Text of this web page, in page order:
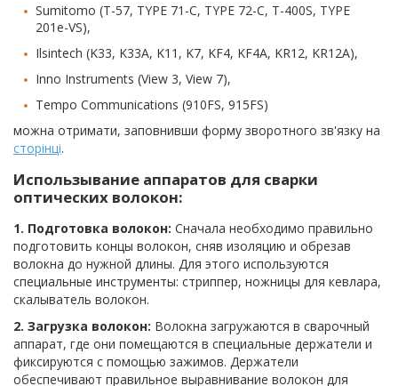
Sumitomo (T-57, TYPE 71-C, TYPE 72-C, T-400S, TYPE
201e-VS),
Ilsintech (K33, K33A, K11, K7, KF4, KF4A, KR12, KR12A),
Inno Instruments (View 3, View 7),
Tempo Communications (910FS, 915FS)
можна отримати, заповнивши форму зворотного зв'язку на
сторінці.
Использывание аппаратов для сварки
оптических волокон:
1. Подготовка волокон: Сначала необходимо правильно
подготовить концы волокон, сняв изоляцию и обрезав
волокна до нужной длины. Для этого используются
специальные инструменты: стриппер, ножницы для кевлара,
скалыватель волокон.
2. Загрузка волокон: Волокна загружаются в сварочный
аппарат, где они помещаются в специальные держатели и
фиксируются с помощью зажимов. Держатели
обеспечивают правильное выравнивание волокон для